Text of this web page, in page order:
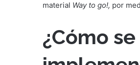
material Way to go!, por
¿Cómo